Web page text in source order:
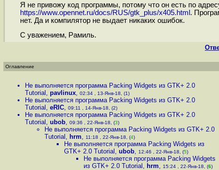
Я не привожу код программы, потому что он есть по
https://www.opennet.ru/docs/RUS/gtk_plus/x405.html .
нет. Да и компилятор не выдает никаких ошибок.
С уважением, Рамиль.
Оглавление
Не выполняется программа Packing Widgets из GTK+ 2.0
Tutorial , pavlinux, 02:34 , 13-Янв-18, (1)
Не выполняется программа Packing Widgets из GTK+ 2.0
Tutorial , eRIC, 09:11 , 14-Янв-18, (2)
Не выполняется программа Packing Widgets из GTK+ 2.0
Tutorial , ubob, 09:36 , 22-Янв-18, (3)
Не выполняется программа Packing Widgets из GTK+ 2.0
Tutorial , hrm, 11:18 , 22-Янв-18, (4)
Не выполняется программа Packing Widgets из
GTK+ 2.0 Tutorial , ubob, 12:46 , 22-Янв-18, (5)
Не выполняется программа Packing Widgets
из GTK+ 2.0 Tutorial , hrm, 15:24 , 22-Янв-18, (6)